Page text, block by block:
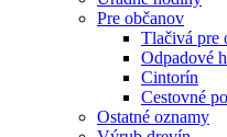
Pre občanov
Tlačivá pre
Odpadové
Cintorín
Cestovné
Ostatné oznamy